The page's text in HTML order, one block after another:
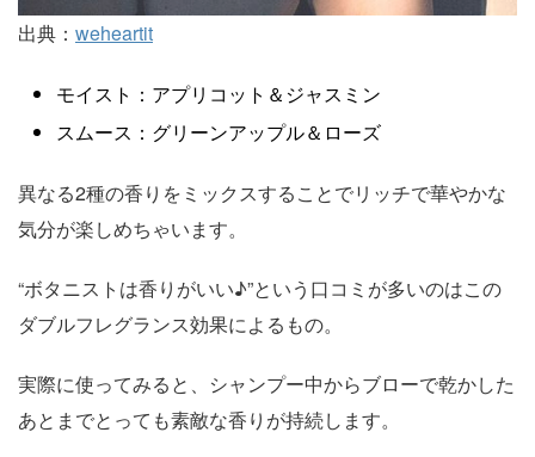
出典： weheartit
モイスト：アプリコット＆ジャスミン
スムース：グリーンアップル＆ローズ
異なる2種の香りをミックスすることでリッチで華やかな
気分が楽しめちゃいます。
“ボタニストは香りがいい♪”という口コミが多いのはこの
ダブルフレグランス効果によるもの。
実際に使ってみると、シャンプー中からブローで乾かした
あとまでとっても素敵な香りが持続します。